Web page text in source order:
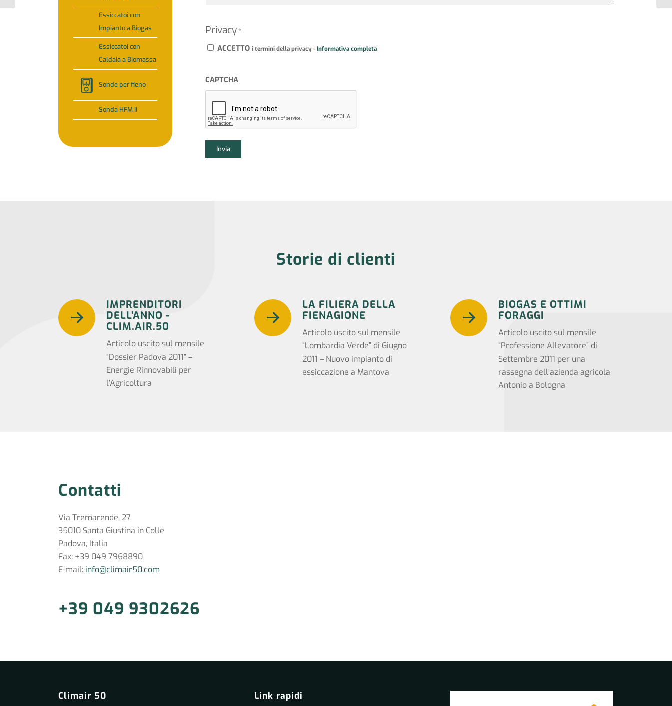
Essiccatoi con
Impianto a Biogas
Essiccatoi con
Caldaia a Biomassa
Sonde per fieno
Sonda HFM II
Privacy *
ACCETTOi termini della privacy -Informativa completa
CAPTCHA
Storie di clienti
IMPRENDITORI
DELL’ANNO -
CLIM.AIR.50
Articolo uscito sul mensile
“Dossier Padova 2011” –
Energie Rinnovabili per
l’Agricoltura
LA FILIERA DELLA
FIENAGIONE
Articolo uscito sul mensile
“Lombardia Verde” di Giugno
2011 – Nuovo impianto di
essiccazione a Mantova
BIOGAS E OTTIMI
FORAGGI
Articolo uscito sul mensile
“Professione Allevatore” di
Settembre 2011 per una
rassegna dell’azienda agricola
Antonio a Bologna
Contatti
Via Tremarende, 27
35010 Santa Giustina in Colle
Padova, Italia
Fax: +39 049 7968890
E-mail: info@climair50.com
+39 049 9302626
Climair 50 Link rapidi